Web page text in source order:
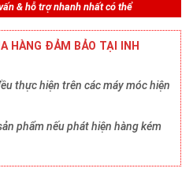
& hỗ trợ nhanh nhất có thể
HÀNG ĐẢM BẢO TẠI INH
thực hiện trên các máy móc hiện
phẩm nếu phát hiện hàng kém